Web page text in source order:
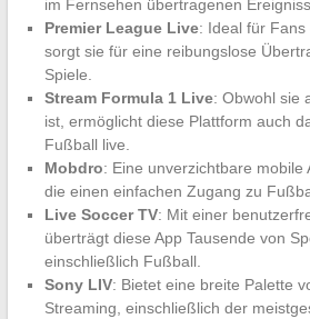
im Fernsehen übertragenen
Premier League Live: Ideal für Fans
sorgt sie für eine reibungslose
Spiele.
Stream Formula 1 Live: Obwohl sie
ist, ermöglicht diese Plattform auch
Fußball live.
Mobdro: Eine unverzichtbare mobile
die einen einfachen Zugang zu
Live Soccer TV: Mit einer
überträgt diese App Tausende von
einschließlich Fußball.
Sony LIV: Bietet eine breite Palette
Streaming, einschließlich der